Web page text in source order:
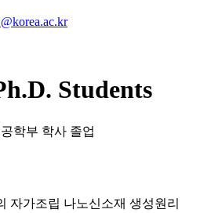
Students
학부 학사 졸업
자가조립 나노신소재 생성원리